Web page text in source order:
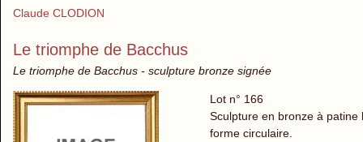
Claude CLODION
Le triomphe de Bacchus
Le triomphe de Bacchus - sculpture bronze signée
Lot n° 166
Sculpture en bronze à
forme circulaire.